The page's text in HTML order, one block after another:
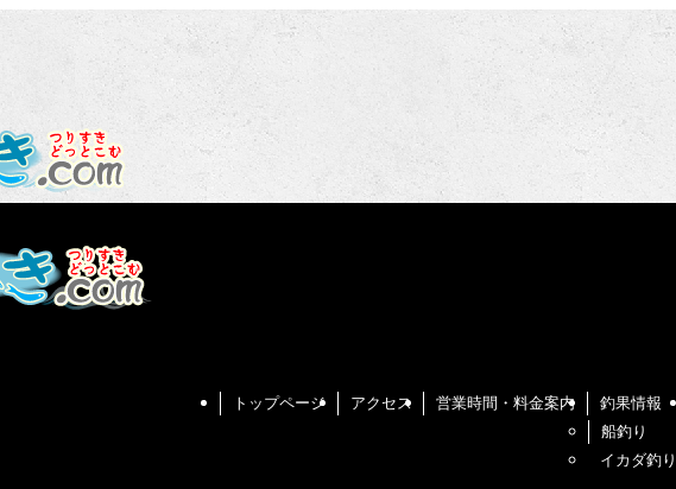
トップページ アクセス 営業時間・料金案内
釣果情報
船釣り
イカダ釣り